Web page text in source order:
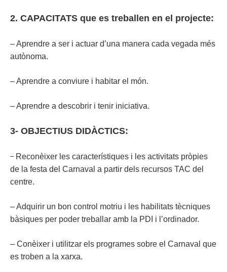
2. CAPACITATS que es treballen en el projecte:
– Aprendre a ser i actuar d’una manera cada vegada més
autònoma.
– Aprendre a conviure i habitar el món.
– Aprendre a descobrir i tenir iniciativa.
3- OBJECTIUS DIDÀCTICS:
− Reconèixer les característiques i les activitats pròpies
de la festa del Carnaval a partir dels recursos TAC del
centre.
– Adquirir un bon control motriu i les habilitats tècniques
bàsiques per poder treballar amb la PDI i l’ordinador.
– Conèixer i utilitzar els programes sobre el Carnaval que
es troben a la xarxa.